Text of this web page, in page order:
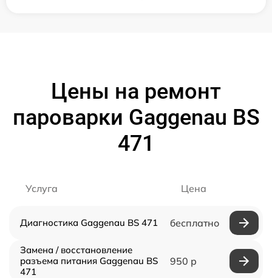
Цены на ремонт
пароварки Gaggenau BS
471
Услуга Цена
Диагностика Gaggenau BS 471 бесплатно
Замена / восстановление
разъема питания Gaggenau BS
471
950 р